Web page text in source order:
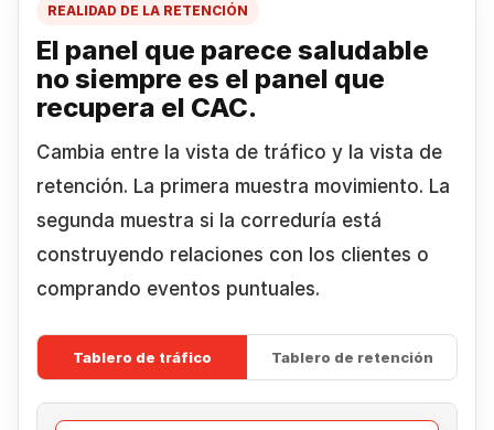
REALIDAD DE LA RETENCIÓN
El panel que parece saludable
no siempre es el panel que
recupera el CAC.
Cambia entre la vista de tráfico y la vista de
retención. La primera muestra movimiento. La
segunda muestra si la correduría está
construyendo relaciones con los clientes o
comprando eventos puntuales.
Tablero de tráfico Tablero de retención